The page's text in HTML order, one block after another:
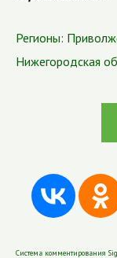
Регионы:
Нижегородская
Система комментирования